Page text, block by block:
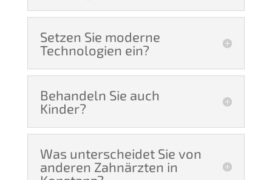
Setzen Sie moderne
Technologien ein?
Behandeln Sie auch
Kinder?
Was unterscheidet Sie von
anderen Zahnärzten in